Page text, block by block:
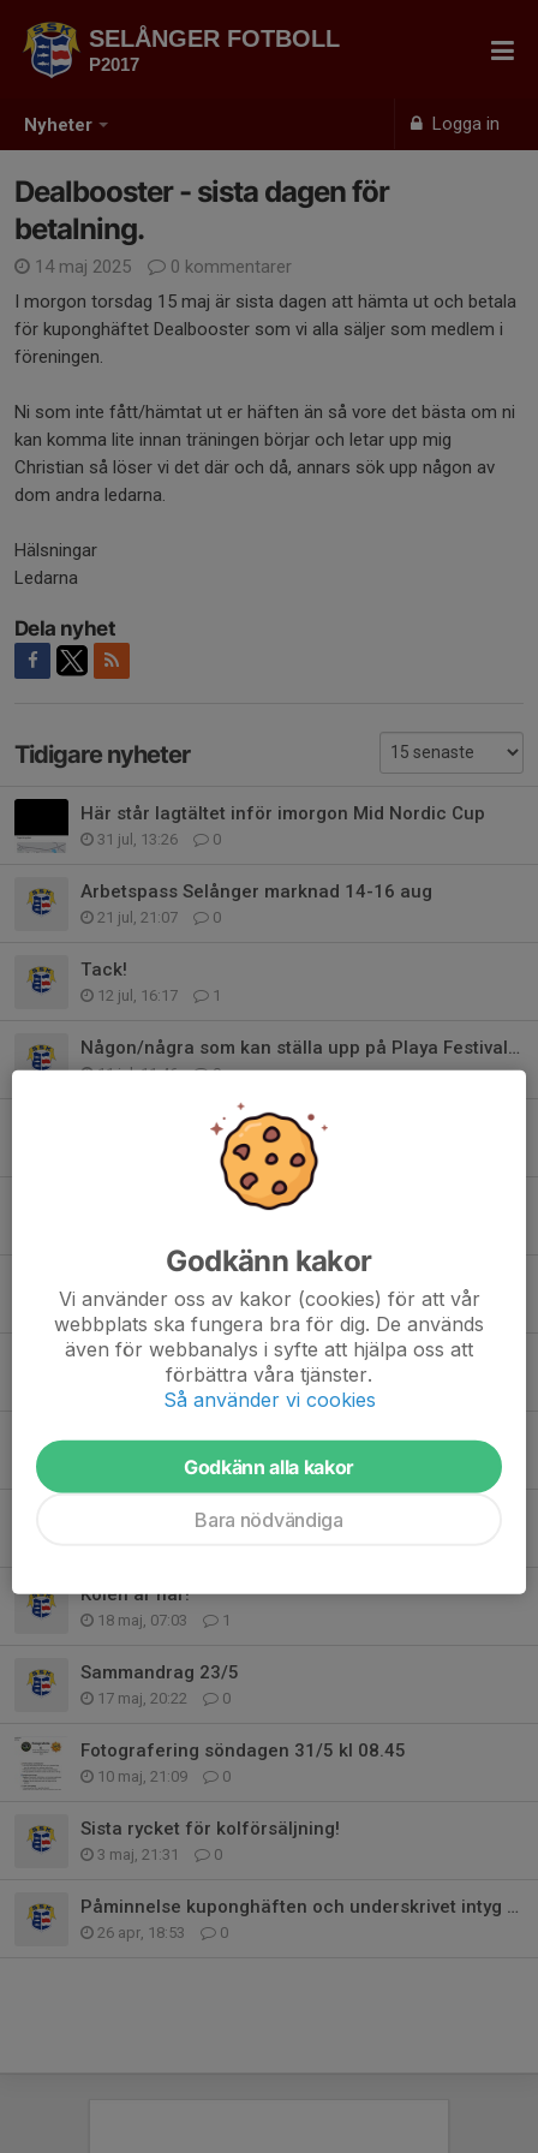
Nyheter Logga in
SELÅNGER FOTBOLL
P2017
Dealbooster - sista dagen för
betalning.
14 maj 2025
0 kommentarer
I morgon torsdag 15 maj är sista dagen att hämta ut och betala
för kuponghäftet Dealbooster som vi alla säljer som medlem i
föreningen.
Ni som inte fått/hämtat ut er häften än så vore det bästa om ni
kan komma lite innan träningen börjar och letar upp mig
Christian så löser vi det där och då, annars sök upp någon av
dom andra ledarna.
Hälsningar
Ledarna
Dela nyhet
Tidigare nyheter
Här står lagtältet inför imorgon Mid Nordic Cup
31 jul, 13:26 0
Arbetspass Selånger marknad 14-16 aug
21 jul, 21:07 0
Tack!
12 jul, 16:17 1
Någon/några som kan ställa upp på Playa Festival idag?
11 jul, 11:46 0
OBS! Ändrade tider för jobb playa festival!
19 jun, 15:06 12
Sammandrag 21 Juni OBS SÖNDAG!
15 jun, 21:07 0
Arbetspass föreningsrullen
2
Dubbelkolla ordrar
Kolen är här!
18 maj, 07:03 1
Sammandrag 23/5
17 maj, 20:22 0
Fotografering söndagen 31/5 kl 08.45
10 maj, 21:09 0
Sista rycket för kolförsäljning!
3 maj, 21:31 0
Påminnelse kuponghäften och underskrivet intyg fotbollsförbundet
26 apr, 18:53 0
Godkänn kakor
Vi använder oss av kakor (cookies) för att vår
webbplats ska fungera bra för dig. De används
även för webbanalys i syfte att hjälpa oss att
förbättra våra tjänster.
Så använder vi cookies
Godkänn alla kakor
Bara nödvändiga